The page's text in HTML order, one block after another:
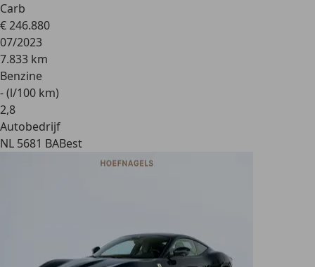
Carb
€ 246.880
07/2023
7.833 km
Benzine
- (l/100 km)
2,8
Autobedrijf
NL 5681 BABest